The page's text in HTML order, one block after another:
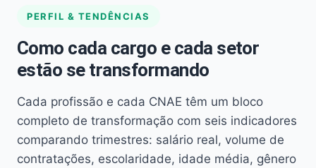
PERFIL & TENDÊNCIAS
Como cada cargo e cada setor
estão se transformando
Cada profissão e cada CNAE têm um bloco
completo de transformação com seis indicadores
comparando trimestres: salário real, volume de
contratações, escolaridade, idade média, gênero